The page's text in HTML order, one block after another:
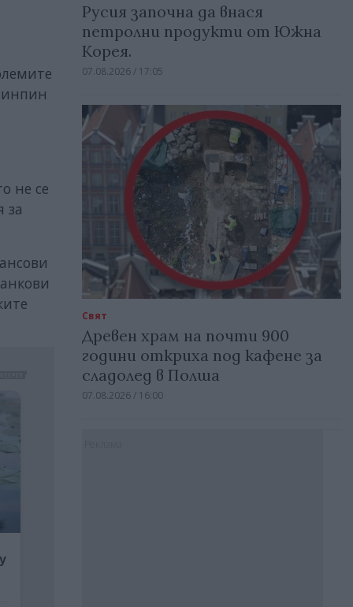
не се
за
Русия започна да внася
петролни продукти от Южна
Корея.
07.08.2026 / 17:05
Свят
Древен храм на почти 900
години откриха под кафене за
сладолед в Полша
07.08.2026 / 16:00